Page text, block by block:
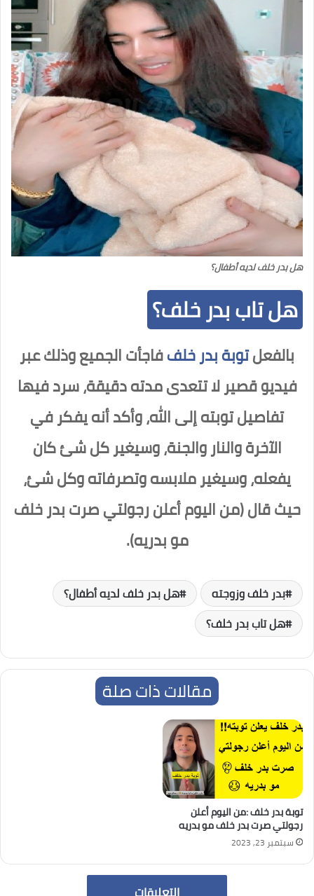
هل بدر خلف لديه أطفال؟
هل تاب بدر خلف؟
بالفعلتوبة بدر خلففاجأت الجميع وذلك عبر
فيديو قصير لا تتعدى مدته دقيقة، سرد فيها
تفاصيل توبته إلى الله، وأكد أنه يفكر في
الآخرة والنار والجنة، وسيغير كل شئ كان
يفعله، وسيغير ملابسه وتصرفاته وكل شئ،
حيث قال (من اليوم أعلن رجولتي صرت بدر خلف
مو بدريه).
بدر خلف وزوجته
هل بدر خلف لديه أطفال؟
هل تاب بدر خلف؟
مقالات ذات صلة
توبة بدر خلف :من اليوم أعلن
رجولتي صرت بدر خلف مو بدريه
سبتمبر 23, 2023